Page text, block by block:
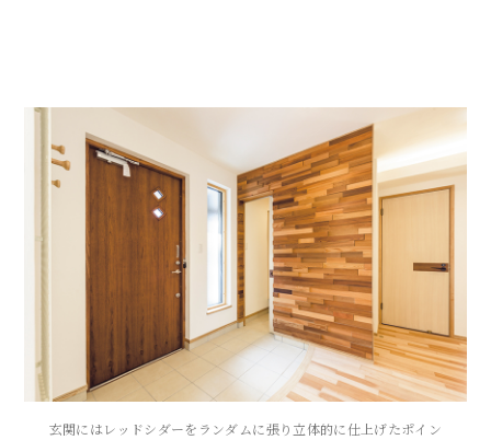
玄関にはレッドシダーをランダムに張り立体的に仕上げたポイン